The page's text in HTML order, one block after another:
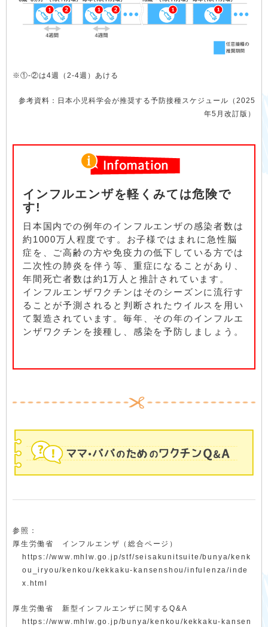
※①-②は4週（2-4週）あける
参考資料：日本小児科学会が推奨する予防接種スケジュール（2025
年5月改訂版）
インフルエンザを軽くみては危険で
す!
日本国内での例年のインフルエンザの感染者数は
約1000万人程度です。お子様ではまれに急性脳
症を、ご高齢の方や免疫力の低下している方では
二次性の肺炎を伴う等、重症になることがあり、
年間死亡者数は約1万人と推計されています。
インフルエンザワクチンはそのシーズンに流行す
ることが予測されると判断されたウイルスを用い
て製造されています。毎年、その年のインフルエ
ンザワクチンを接種し、感染を予防しましょう。
参照：
厚生労働省 インフルエンザ（総合ページ）
https://www.mhlw.go.jp/stf/seisakunitsuite/bunya/kenk
ou_iryou/kenkou/kekkaku-kansenshou/infulenza/inde
x.html
厚生労働省 新型インフルエンザに関するQ&A
https://www.mhlw.go.jp/bunya/kenkou/kekkaku-kansen